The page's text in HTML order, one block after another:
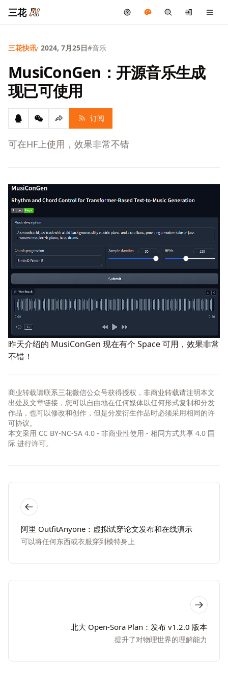
三花
三花快讯· 2024, 7月25日#音乐
MusiConGen：开源音乐生成
现已可使用
订阅
可在HF上使用，效果非常不错
昨天介绍的 MusiConGen 现在有个 Space可用，效果非常
不错！
商业转载请联系三花微信公众号获得授权，非商业转载请注明本文
出处及文章链接，您可以自由地在任何媒体以任何形式复制和分发
作品，也可以修改和创作，但是分发衍生作品时必须采用相同的许
可协议。
本文采用 CC BY-NC-SA 4.0 - 非商业性使用 - 相同方式共享 4.0 国
际 进行许可。
阿里 OutfitAnyone：虚拟试穿论文发布和在线演示
可以将任何东西或衣服穿到模特身上
北大 Open-Sora Plan：发布 v1.2.0 版本
提升了对物理世界的理解能力